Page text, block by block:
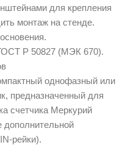
для крепления
монтаж на стенде.
Р 50827 (МЭК 670).
однофазный или
предназначенный для
счетчика Меркурий
дополнительной
рейки).